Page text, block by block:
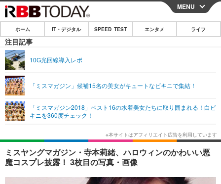
CLOSE
ホーム
IT・デジタル
ショッピング その他
SPEED TEST
エンタメ
エンタメTOP
韓国・芸能
音楽 スポーツ
ライフ
ライフTOP グルメ
ペット ショッピング
その他
リリース一覧
プッシュ通知の停止方法
MENU
ホーム IT・デジタル SPEED TEST エンタメ ライフ
注目記事
10G光回線導入レポ
「ミスマガジン」候補15名の美女がキュートなビキニで集結！
「ミスマガジン2018」ベスト16の水着美女たちに取り囲まれる！白ビ
キニを360度チェック！
ミスヤングマガジン・寺本莉緒、ハロウィンのかわいい悪
魔コスプレ披露！ 3枚目の写真・画像